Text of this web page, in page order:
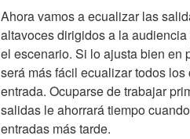
Ahora vamos a ecualizar las
altavoces dirigidos a la
el escenario. Si lo ajusta bien en
será más fácil ecualizar todos
entrada. Ocuparse de trabajar
salidas le ahorrará tiempo
entradas más tarde.